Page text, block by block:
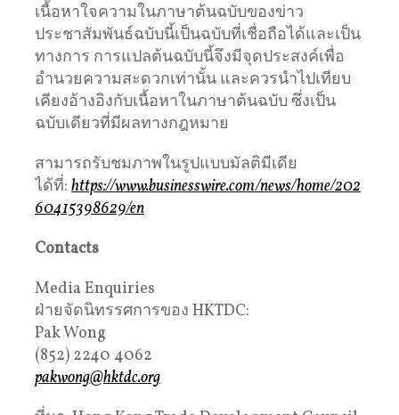
เนื้อหาใจความในภาษาต้นฉบับของข่าว
ประชาสัมพันธ์ฉบับนี้เป็นฉบับที่เชื่อถือได้และเป็น
ทางการ การแปลต้นฉบับนี้จึงมีจุดประสงค์เพื่อ
อำนวยความสะดวกเท่านั้น และควรนำไปเทียบ
เคียงอ้างอิงกับเนื้อหาในภาษาต้นฉบับ ซึ่งเป็น
ฉบับเดียวที่มีผลทางกฎหมาย
สามารถรับชมภาพในรูปแบบมัลติมีเดีย
ได้ที่: https://www.businesswire.com/news/home/202
60415398629/en
Contacts
Media Enquiries
ฝ่ายจัดนิทรรศการของ HKTDC:
Pak Wong
(852) 2240 4062
pakwong@hktdc.org